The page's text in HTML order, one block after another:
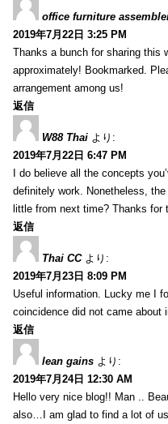
office furniture
2019年7月22日 3:25 PM
Thanks a bunch for sharing this
approximately! Bookmarked.
arrangement among us!
返信
W88 Thai より:
2019年7月22日 6:47 PM
I do believe all the concepts
definitely work. Nonetheless,
little from next time? Thanks for
返信
Thai CC より:
2019年7月23日 8:09 PM
Useful information. Lucky me I
coincidence did not came about
返信
lean gains より:
2019年7月24日 12:30 AM
Hello very nice blog!! Man ..
also…I am glad to find a lot of